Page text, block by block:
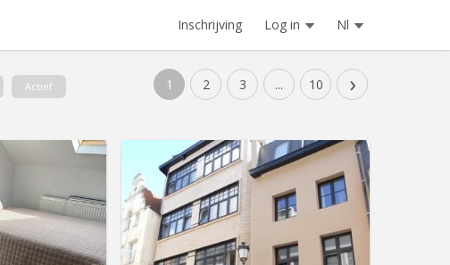
Inschrijving Log in Nl
1 2 3 ... 10 ›
Actief
BK 19497
meublée
sympas? Vous
de 20 m2
d’une
BK 17351
Vrij op 01/09/2026.
Studentenappartement. Eigen keuken
en badkamer, leefruimte, slaapkamer.
Collectieve wasmachine. Parkeerplaats